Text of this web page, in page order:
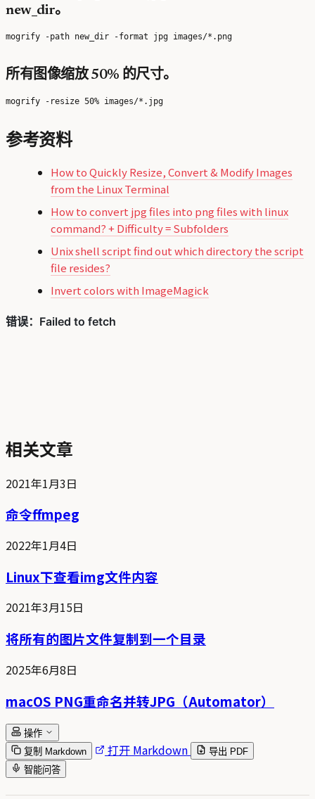
new_dir。
所有图像缩放 50% 的尺寸。
参考资料
How to Quickly Resize, Convert & Modify Images
from the Linux Terminal
How to convert jpg files into png files with linux
command? + Difficulty = Subfolders
Unix shell script find out which directory the script
file resides?
Invert colors with ImageMagick
相关文章
2021年1月3日
命令ffmpeg
2022年1月4日
Linux下查看img文件内容
2021年3月15日
将所有的图片文件复制到一个目录
2025年6月8日
macOS PNG重命名并转JPG（Automator）
操作
复制 Markdown
打开 Markdown
导出 PDF
智能问答